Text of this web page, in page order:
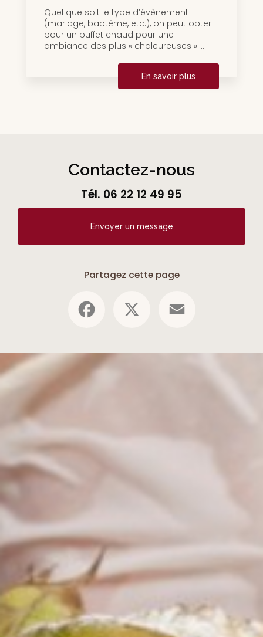
Quel que soit le type d’évènement
(mariage, baptême, etc.), on peut opter
pour un buffet chaud pour une
ambiance des plus « chaleureuses »....
En savoir plus
Contactez-nous
Tél. 06 22 12 49 95
Envoyer un message
Partagez cette page